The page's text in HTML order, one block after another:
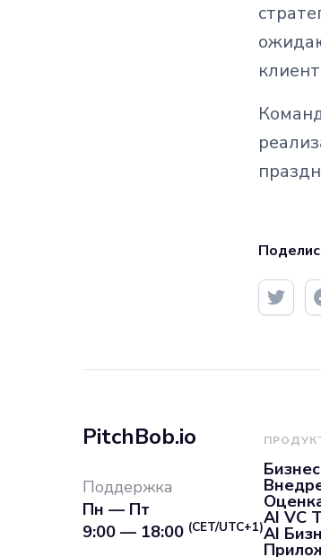
PitchBob.io
Поддержка
Пн — Пт
9:00 — 18:00 (CET/UTC+1)
Бизнес
AI VC
AI